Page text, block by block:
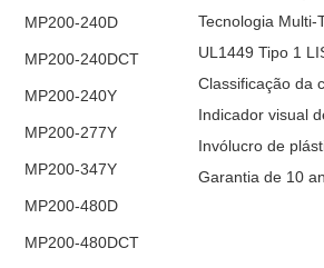
Tecnologia Multi-
UL1449 Tipo 1
Classificação da
Indicador visual
Invólucro de
Garantia de 10
MP200-240D
MP200-240DCT
MP200-240Y
MP200-277Y
MP200-347Y
MP200-480D
MP200-480DCT